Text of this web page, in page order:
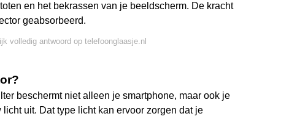
en het bekrassen van je beeldscherm. De kracht
geabsorbeerd.
volledig antwoord op telefoonglaasje.nl
beschermt niet alleen je smartphone, maar ook je
uit. Dat type licht kan ervoor zorgen dat je